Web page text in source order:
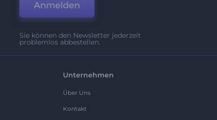
Anmelden
Sie können den Newsletter jederzeit
problemlos abbestellen.
Unternehmen
Über Uns
Kontakt